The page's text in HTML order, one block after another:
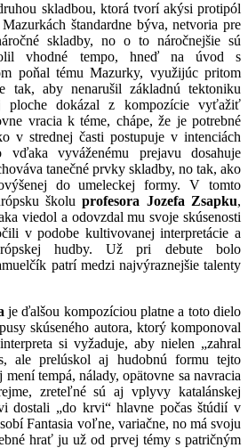
skladbou, ktorá tvorí akýsi protipól
štandardne býva, netvoria pre
skladby, no o to náročnejšie sú
vhodné tempo, hneď na úvod s
poňal tému Mazurky, využijúc pritom
tak, aby nenarušil základnú tektoniku
ploche dokázal z kompozície vyťažiť
vracia k téme, chápe, že je potrebné
v strednej časti postupuje v intenciách
vďaka vyváženému prejavu dosahuje
tanečné prvky skladby, no tak, ako
do umeleckej formy. V tomto
školuprofesora Jozefa Zsapku,
viedol a odovzdal mu svoje skúsenosti
v podobe kultivovanej interpretácie a
hudby. Už pri debute bolo
patrí medzi najvýraznejšie talenty
je ďalšou kompozíciou platne a toto dielo
skúseného autora, ktorý komponoval
si vyžaduje, aby nielen „zahral
ale prelúskol aj hudobnú formu tejto
tempá, nálady, opätovne sa navracia
zreteľné sú aj vplyvy katalánskej
dostali „do krvi“ hlavne počas štúdií v
Fantasia voľne, variačne, no má svoju
hrať ju už od prvej témy s patričným